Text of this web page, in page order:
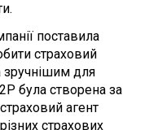
поставила
страховий
для
була створена за
агент
страхових